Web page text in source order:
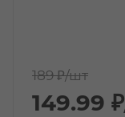
189 ₽/шт
149.99 ₽